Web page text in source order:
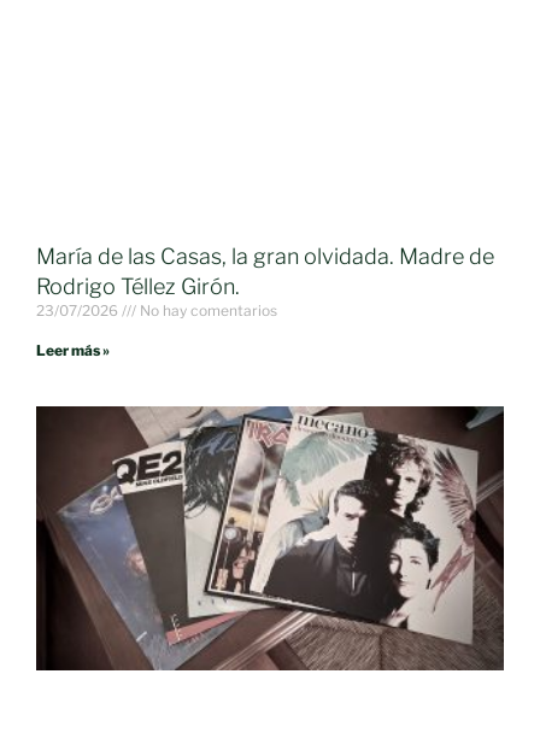
María de las Casas, la gran olvidada. Madre de
Rodrigo Téllez Girón.
23/07/2026 No hay comentarios
Leer más »